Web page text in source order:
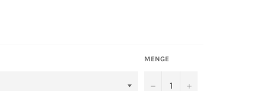
MENGE
− +